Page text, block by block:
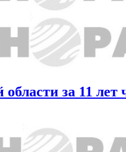
области за 11